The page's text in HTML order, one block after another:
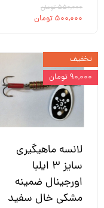
۵۵۰,۰۰۰ تومان
۵۰۰,۰۰۰ تومان
لانسه ماهیگیری
سایز ۳ ایلبا
اورجینال ضمینه
مشکی خال سفید
تخفیف
۹۰,۰۰۰ تومان